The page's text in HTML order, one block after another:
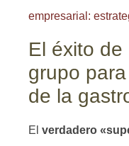
empresarial:
El éxito de
grupo
de la
El verdadero